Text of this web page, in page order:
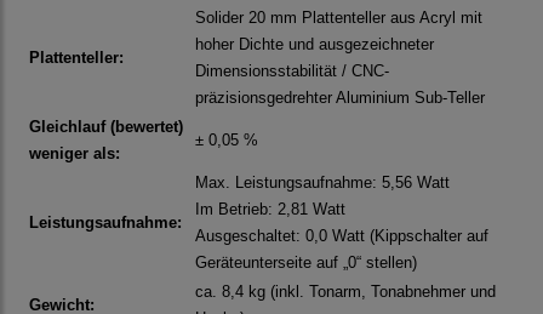
Plattenteller:
Solider 20 mm Plattenteller aus Acryl mit
hoher Dichte und ausgezeichneter
Dimensionsstabilität / CNC-
präzisionsgedrehter Aluminium Sub-Teller
Gleichlauf (bewertet)
weniger als:
± 0,05 %
Leistungsaufnahme:
Max. Leistungsaufnahme: 5,56 Watt
Im Betrieb: 2,81 Watt
Ausgeschaltet: 0,0 Watt (Kippschalter auf
Geräteunterseite auf „0“ stellen)
Gewicht:
ca. 8,4 kg (inkl. Tonarm, Tonabnehmer und